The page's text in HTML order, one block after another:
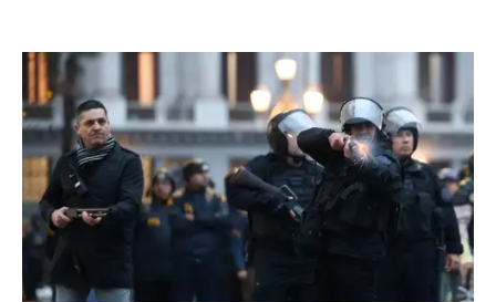
Protestas